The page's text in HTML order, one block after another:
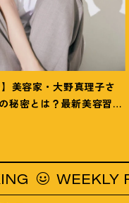
】美容家・大野真理子さ
秘密とは ？ 最新美容習慣
WEEKLY